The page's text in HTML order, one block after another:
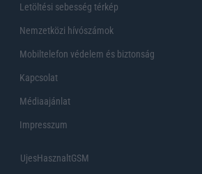
Letöltési sebesség térkép
Nemzetközi hívószámok
Mobiltelefon védelem és biztonság
Kapcsolat
Médiaajánlat
Impresszum
UjesHasznaltGSM